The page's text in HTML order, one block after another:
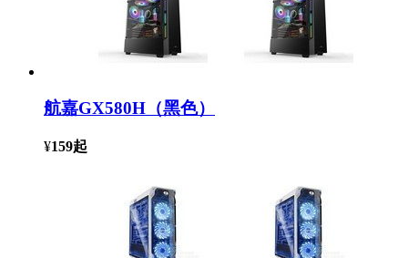
航嘉GX580H（黑色）
¥159起